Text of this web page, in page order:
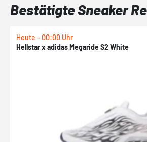
Bestätigte Sneaker
Heute - 00:00 Uhr
Hellstar x adidas Megaride S2 White